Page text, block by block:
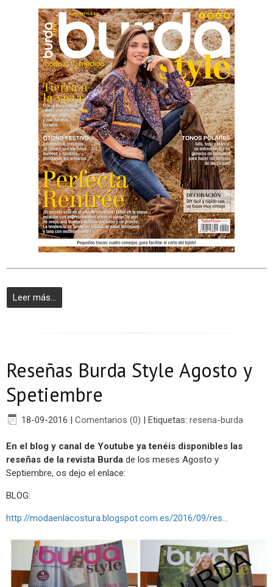
Leer más...
Reseñas Burda Style Agosto y
Spetiembre
18-09-2016 Comentarios (0) Etiquetas: resena-burda
En el blog y canal de Youtube ya tenéis disponibles las
reseñas de la revista Burda de los meses Agosto y
Septiembre, os dejo el enlace:
BLOG:
http://modaenlacostura.blogspot.com.es/2016/09/res...